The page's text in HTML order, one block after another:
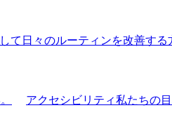
て日々のルーティンを改善す
アクセシビリティ私たちの